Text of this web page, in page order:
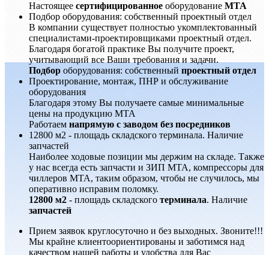
Настоящее сертифицированное оборудование MTA
Подбор оборудования: собственный проектный отдел
В компании существует полностью укомплектованный
специалистами-проектировщиками проектный отдел.
Благодаря богатой практике Вы получите проект,
учитывающий все Ваши требования и задачи.
Подбор оборудования: собственный проектный отдел
Проектирование, монтаж, ПНР и обслуживание
оборудования
Благодаря этому Вы получаете самые минимальные
цены на продукцию MTA
Работаем напрямую с заводом без посредников
12800 м2 - площадь складского терминала. Наличие
запчастей
Наиболее ходовые позиции мы держим на складе. Также
у нас всегда есть запчасти и ЗИП MTA, компрессоры для
чиллеров MTA, таким образом, чтобы не случилось, мы
оперативно исправим поломку.
12800 м2 - площадь складского терминала. Наличие
запчастей
Прием заявок круглосуточно и без выходных. Звоните!!!
Мы крайне клиентоориентированы и заботимся над
качеством нашей работы и удобства для Вас